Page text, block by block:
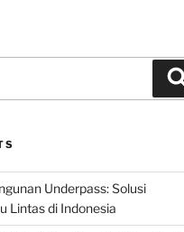
Underpass: Solusi
Lintas di Indonesia